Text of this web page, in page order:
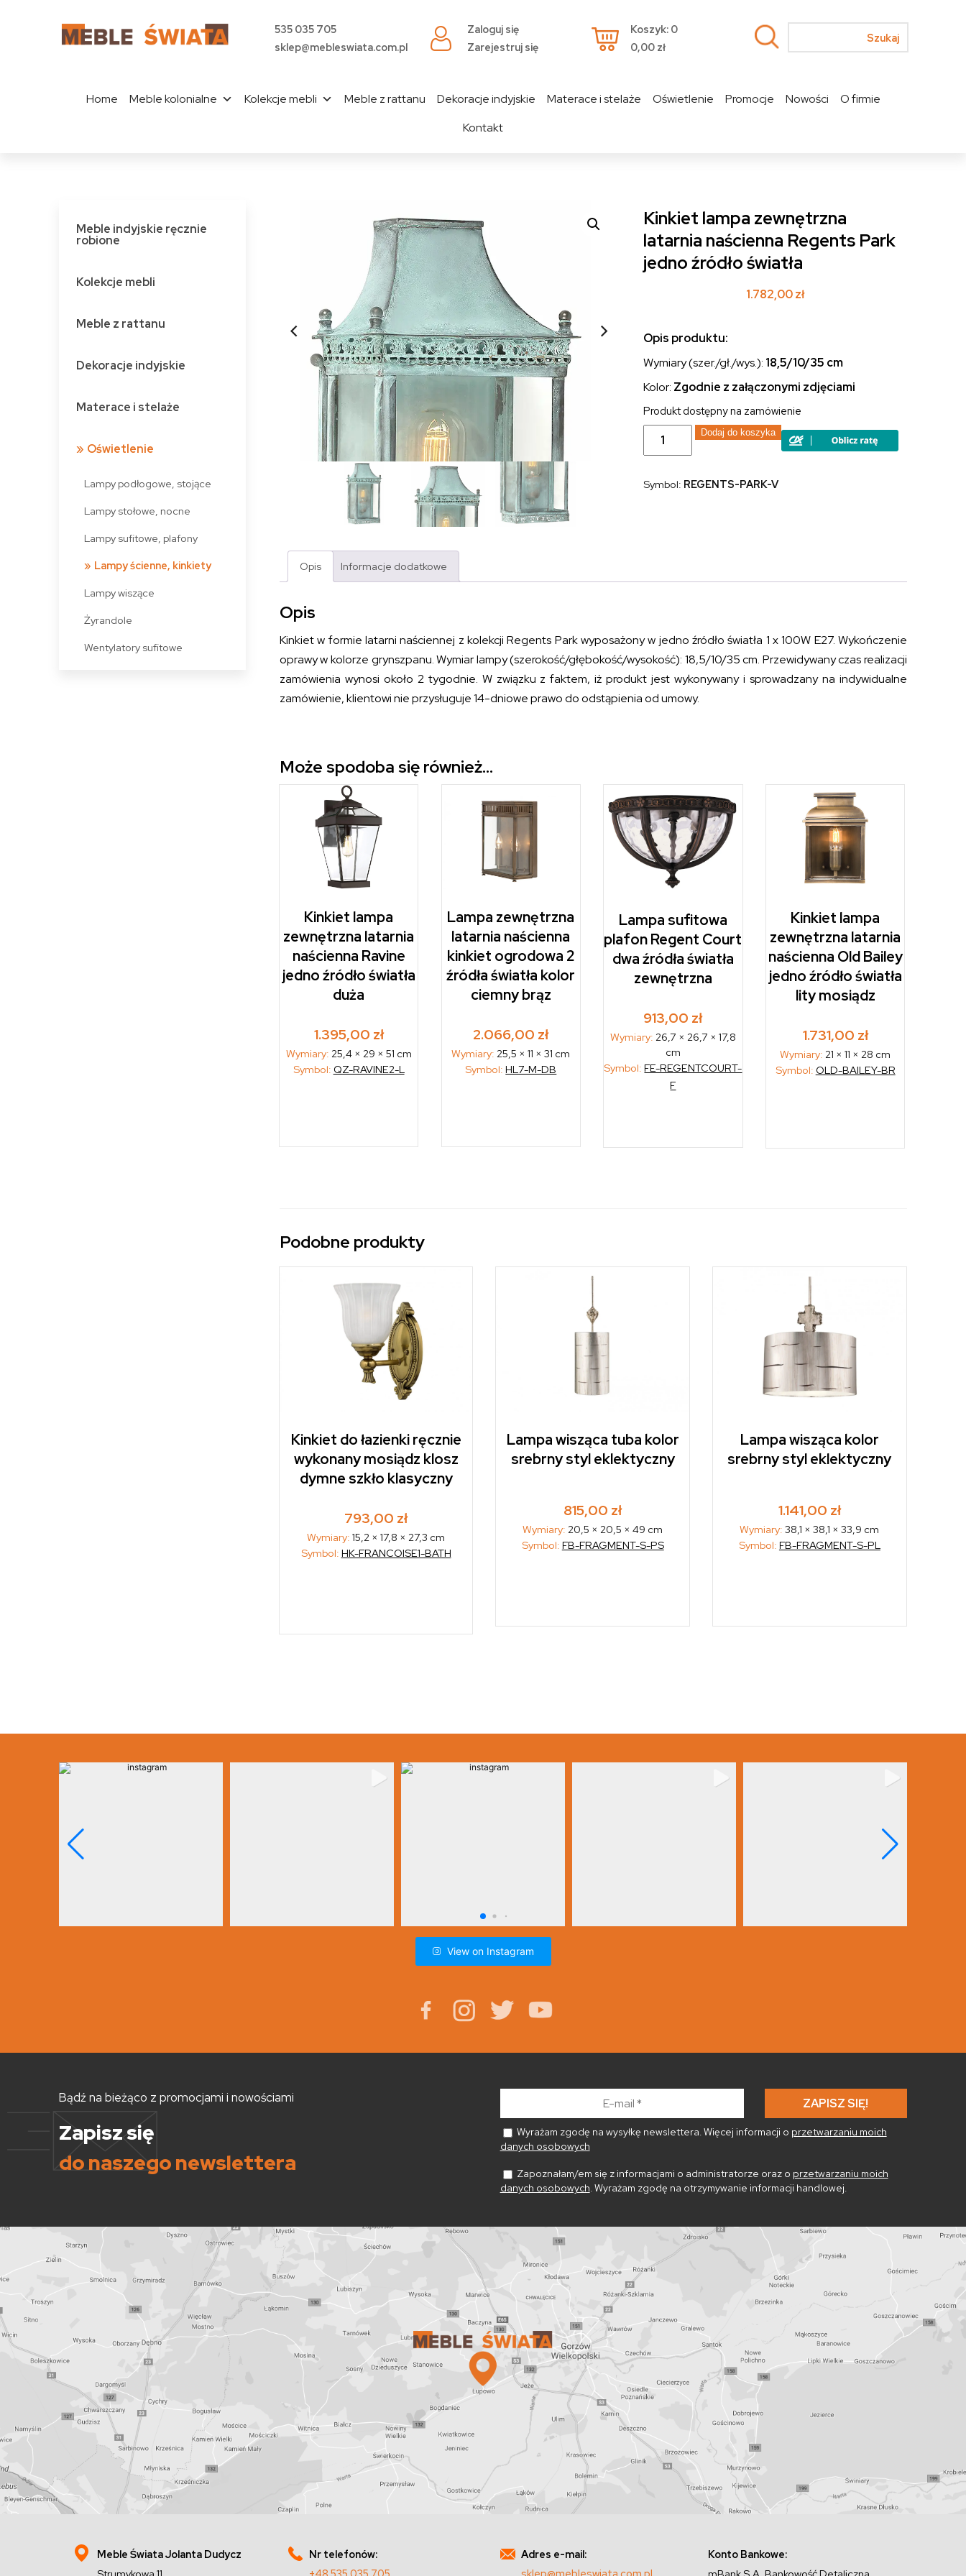
535 035 705
sklep@mebleswiata.com.pl
Zaloguj się
Zarejestruj się
Koszyk: 0
0,00 zł
Home Meble kolonialne Kolekcje mebli Meble z rattanu Dekoracje indyjskie Materace i stelaże Oświetlenie Promocje Nowości
O firmie
Kontakt
Meble indyjskie ręcznie
robione
Kolekcje mebli
Meble z rattanu
Dekoracje indyjskie
Materace i stelaże
Oświetlenie
Lampy podłogowe, stojące
Lampy stołowe, nocne
Lampy sufitowe, plafony
Lampy ścienne, kinkiety
Lampy wiszące
Żyrandole
Wentylatory sufitowe
Kinkiet lampa zewnętrzna
latarnia naścienna Regents Park
jedno źródło światła
1.782,00zł
Opis produktu:
Wymiary (szer./gł./wys.): 18,5/10/35 cm
Kolor: Zgodnie z załączonymi zdjęciami
Produkt dostępny na zamówienie
ilość
Kinkiet
lampa
naścienna
Dodaj do koszyka
Symbol: REGENTS-PARK-V
Opis Informacje dodatkowe
Opis
Kinkiet w formie latarni naściennej z kolekcji Regents Park wyposażony w jedno źródło światła 1 x 100W E27. Wykończenie
oprawy w kolorze grynszpanu. Wymiar lampy (szerokość/głębokość/wysokość): 18,5/10/35 cm. Przewidywany czas realizacji
zamówienia wynosi około 2 tygodnie. W związku z faktem, iż produkt jest wykonywany i sprowadzany na indywidualne
zamówienie, klientowi nie przysługuje 14-dniowe prawo do odstąpienia od umowy.
Może spodoba się również…
Kinkiet lampa
zewnętrzna latarnia
naścienna Ravine
jedno źródło światła
duża
1.395,00 zł
Wymiary: 25,4 × 29 × 51 cm
Symbol: QZ-RAVINE2-L
Lampa zewnętrzna
latarnia naścienna
kinkiet ogrodowa 2
źródła światła kolor
ciemny brąz
2.066,00 zł
Wymiary: 25,5 × 11 × 31 cm
Symbol:HL7-M-DB
Lampa sufitowa
plafon Regent Court
dwa źródła światła
zewnętrzna
913,00 zł
Wymiary: 26,7 × 26,7 × 17,8
cm
Symbol:FE-REGENTCOURT-
F
Kinkiet lampa
zewnętrzna latarnia
naścienna Old Bailey
jedno źródło światła
lity mosiądz
1.731,00 zł
Wymiary: 21 × 11 × 28 cm
Symbol: OLD-BAILEY-BR
Podobne produkty
Kinkiet do łazienki ręcznie
wykonany mosiądz klosz
dymne szkło klasyczny
793,00 zł
Wymiary:15,2 × 17,8 × 27,3 cm
Symbol: HK-FRANCOISE1-BATH
Lampa wisząca tuba kolor
srebrny styl eklektyczny
815,00 zł
Wymiary: 20,5 × 20,5 × 49 cm
Symbol: FB-FRAGMENT-S-PS
Lampa wisząca kolor
srebrny styl eklektyczny
1.141,00 zł
Wymiary:38,1 × 38,1 × 33,9 cm
Symbol: FB-FRAGMENT-S-PL
View on Instagram
Bądź na bieżąco z promocjami i nowościami
Zapisz się
do naszego newslettera
Wyrażam zgodę na wysyłkę newslettera. Więcej informacji o przetwarzaniu moich
danych osobowych
Zapoznałam/em się z informacjami o administratorze oraz o przetwarzaniu moich
danych osobowych. Wyrażam zgodę na otrzymywanie informacji handlowej.
Meble Świata Jolanta Dudycz
Nr telefonów:
Adres e-mail:
Konto Bankowe: